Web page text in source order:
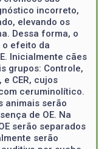
incorreto,
elevando os
Dessa forma, o
o efeito da
Inicialmente cães
grupos: Controle,
CER, cujos
ceruminolítico.
animais serão
de OE. Na
serão separados
serão